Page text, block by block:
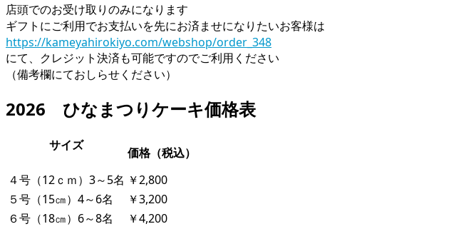
店頭でのお受け取りのみになります
ギフトにご利用でお支払いを先にお済ませになりたいお客様は
https://kameyahirokiyo.com/webshop/order_348
にて、クレジット決済も可能ですのでご利用ください
（備考欄にておしらせください）
2026 ひなまつりケーキ価格表
サイズ
価格（税込）
４号（12ｃｍ）3～5名 ￥2,800
５号（15㎝）4～6名
￥3,200
６号（18㎝）6～8名
￥4,200